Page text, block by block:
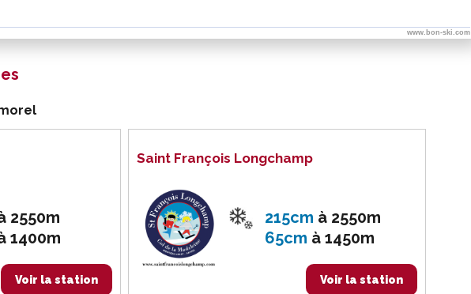
www.bon-ski.com
2550m
1400m
Voir la station
Saint François Longchamp
215cm à 2550m
65cm à 1450m
Voir la station